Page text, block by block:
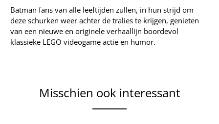
Batman fans van alle leeftijden zullen, in hun strijd om
deze schurken weer achter de tralies te krijgen, genieten
van een nieuwe en originele verhaallijn boordevol
klassieke LEGO videogame actie en humor.
Misschien ook interessant